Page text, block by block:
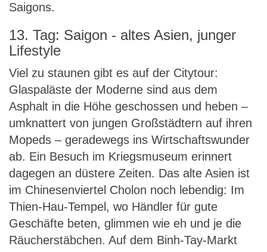
Saigons.
13. Tag: Saigon - altes Asien, junger
Lifestyle
Viel zu staunen gibt es auf der Citytour:
Glaspaläste der Moderne sind aus dem
Asphalt in die Höhe geschossen und heben –
umknattert von jungen Großstädtern auf ihren
Mopeds – geradewegs ins Wirtschaftswunder
ab. Ein Besuch im Kriegsmuseum erinnert
dagegen an düstere Zeiten. Das alte Asien ist
im Chinesenviertel Cholon noch lebendig: Im
Thien-Hau-Tempel, wo Händler für gute
Geschäfte beten, glimmen wie eh und je die
Räucherstäbchen. Auf dem Binh-Tay-Markt